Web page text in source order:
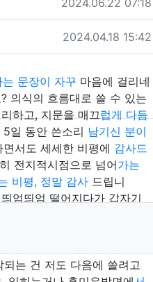
문장이 자꾸 마음에 걸리네
의식의 흐름대로 쓸 수 있는
하고, 지문을 매끄럽게 다듬
일 동안 쓴소리 남기신 분이
서도 세세한 비평에 감사드
전지적시점으로 넘어가는
비평, 정말 감사 드립니
엄띄엄 떨어지다가 갑자기
소재는 제가 퇴마록과 링 이
는 건 저도 다음에 쓸려고
2024.06.22 07:18
작성일
2024.04.18 15:42